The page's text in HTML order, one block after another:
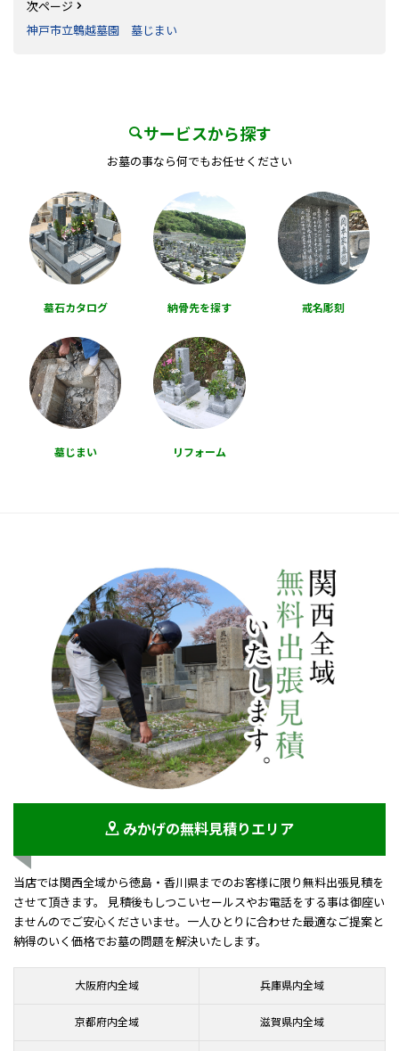
次ページ
神戸市立鵯越墓園 墓じまい
サービスから探す
お墓の事なら何でもお任せください
墓石カタログ 納骨先を探す 戒名彫刻
墓じまい リフォーム
みかげの無料見積りエリア
当店では関西全域から徳島・香川県までのお客様に限り無料出張見積を
させて頂きます。 見積後もしつこいセールスやお電話をする事は御座い
ませんのでご安心くださいませ。一人ひとりに合わせた最適なご提案と
納得のいく価格でお墓の問題を解決いたします。
大阪府内全域 兵庫県内全域
京都府内全域 滋賀県内全域